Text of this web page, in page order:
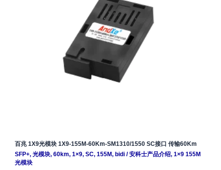
百兆 1X9光模块 1X9-155M-60Km-SM1310/1550 SC接口 传输60Km
SFP+, 光模块, 60km, 1×9, SC, 155M, bidi/安科士产品介绍, 1×9 155M
光模块